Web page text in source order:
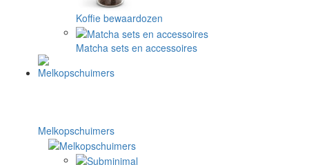
Koffie bewaardozen
Matcha sets en accessoires
Melkopschuimers